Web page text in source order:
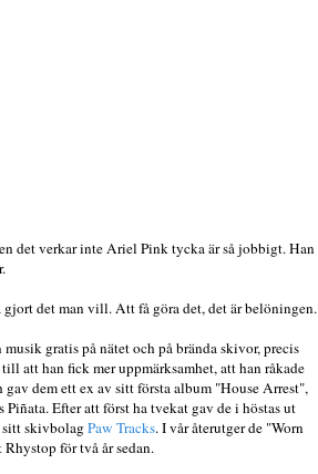
det verkar inte Ariel Pink tycka är så jobbigt. Han
det man vill. Att få göra det, det är belöningen.
gratis på nätet och på brända skivor, precis
att han fick mer uppmärksamhet, att han råkade
dem ett ex av sitt första album "House Arrest",
Efter att först ha tvekat gav de i höstas ut
skivbolag Paw Tracks. I vår återutger de "Worn
för två år sedan.